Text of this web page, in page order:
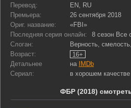
Перевод:
EN, RU
Премьера:
26 сентября 2018
Ориг. название:
«FBI»
Последняя серия онлайн:
8 сезон Все
Слоган:
Верность,
Возраст:
16+
Детальнее
на
IMDb
Сериал:
в хорошем качестве
ФБР (2018)